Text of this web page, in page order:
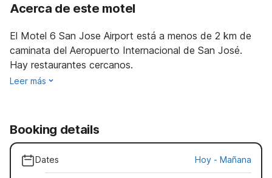
Acerca de este motel
El Motel 6 San Jose Airport está a menos de 2 km de
caminata del Aeropuerto Internacional de San José.
Hay restaurantes cercanos.
Leer más
Booking details
Dates Hoy - Mañana